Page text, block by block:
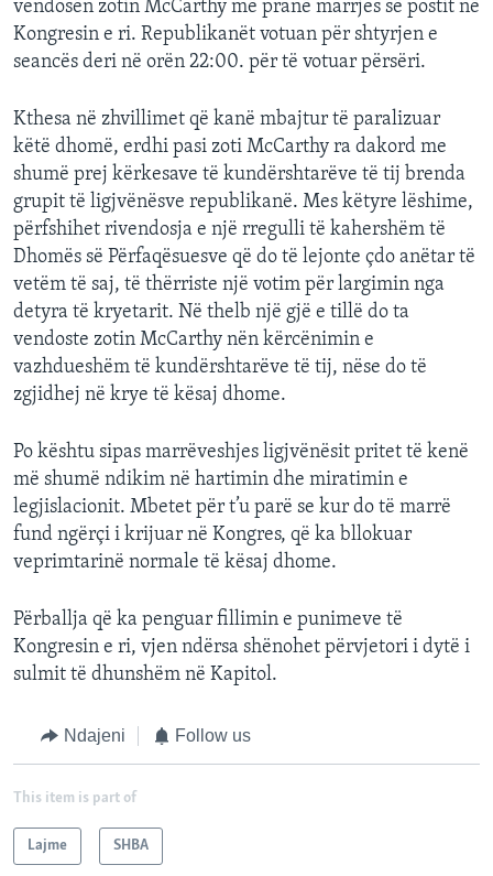
vendosën zotin McCarthy më pranë marrjes së postit në
Kongresin e ri. Republikanët votuan për shtyrjen e
seancës deri në orën 22:00. për të votuar përsëri.
Kthesa në zhvillimet që kanë mbajtur të paralizuar
këtë dhomë, erdhi pasi zoti McCarthy ra dakord me
shumë prej kërkesave të kundërshtarëve të tij brenda
grupit të ligjvënësve republikanë. Mes këtyre lëshime,
përfshihet rivendosja e një rregulli të kahershëm të
Dhomës së Përfaqësuesve që do të lejonte çdo anëtar të
vetëm të saj, të thërriste një votim për largimin nga
detyra të kryetarit. Në thelb një gjë e tillë do ta
vendoste zotin McCarthy nën kërcënimin e
vazhdueshëm të kundërshtarëve të tij, nëse do të
zgjidhej në krye të kësaj dhome.
Po kështu sipas marrëveshjes ligjvënësit pritet të kenë
më shumë ndikim në hartimin dhe miratimin e
legjislacionit. Mbetet për t’u parë se kur do të marrë
fund ngërçi i krijuar në Kongres, që ka bllokuar
veprimtarinë normale të kësaj dhome.
Përballja që ka penguar fillimin e punimeve të
Kongresin e ri, vjen ndërsa shënohet përvjetori i dytë i
sulmit të dhunshëm në Kapitol.
Ndajeni Follow us
This item is part of
Lajme SHBA